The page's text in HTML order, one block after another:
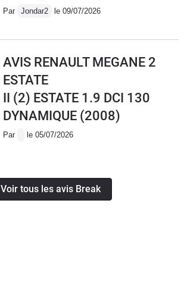
Par Jondar2 le 09/07/2026
AVIS RENAULT MEGANE 2
ESTATE
II (2) ESTATE 1.9 DCI 130
DYNAMIQUE (2008)
Par le 05/07/2026
Voir tous les avis Break